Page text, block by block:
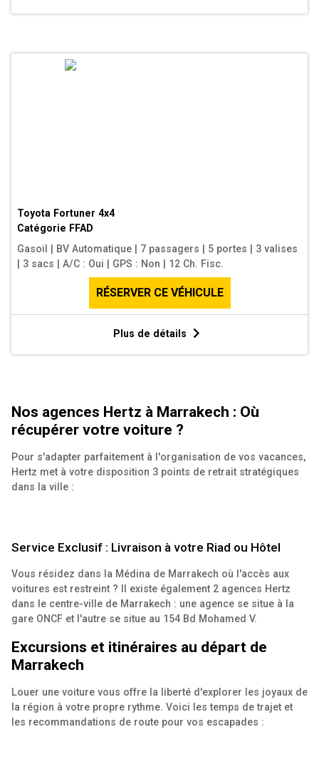
Toyota Fortuner 4x4
Catégorie FFAD
Gasoil
BV Automatique 7 passagers 5 portes
3 valises
3 sacs A/C : Oui GPS : Non 12 Ch. Fisc.
RÉSERVER CE VÉHICULE
Plus de détails
Nos agences Hertz à Marrakech : Où
récupérer votre voiture ?
Pour s'adapter parfaitement à l'organisation de vos vacances,
Hertz met à votre disposition 3 points de retrait stratégiques
dans la ville :
Service Exclusif : Livraison à votre Riad ou Hôtel
Vous résidez dans la Médina de Marrakech où l'accès aux
voitures est restreint ? Il existe également 2 agences Hertz
dans le centre-ville de Marrakech : une agence se situe à la
gare ONCF et l'autre se situe au 154 Bd Mohamed V.
Excursions et itinéraires au départ de
Marrakech
Louer une voiture vous offre la liberté d'explorer les joyaux de
la région à votre propre rythme. Voici les temps de trajet et
les recommandations de route pour vos escapades :